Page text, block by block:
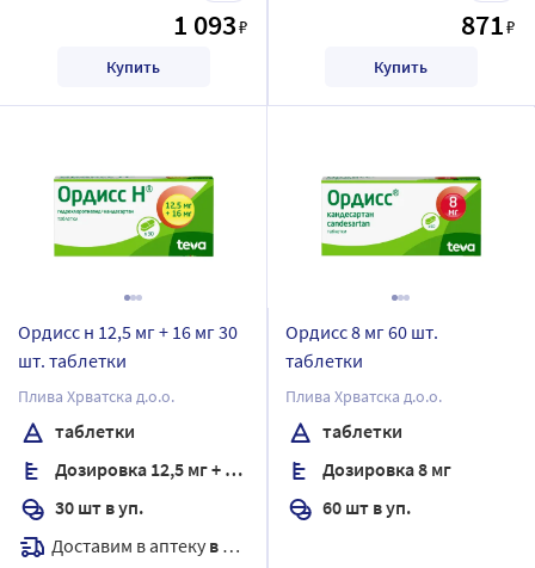
1 093₽
Купить
871₽
Купить
Ордисс н 12,5 мг + 16 мг 30
шт. таблетки
Плива Хрватска д.о.о.
таблетки
Дозировка 12,5 мг + 16 мг
30 шт в уп.
Доставим в аптеку в течение 7 дней
Ордисс 8 мг 60 шт.
таблетки
Плива Хрватска д.о.о.
таблетки
Дозировка 8 мг
60 шт в уп.